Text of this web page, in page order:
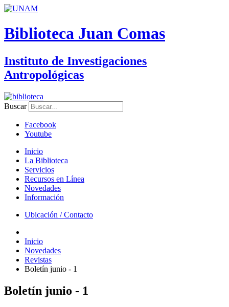
Biblioteca Juan Comas
Instituto de Investigaciones
Antropológicas
Buscar
Facebook
Youtube
Inicio
La Biblioteca
Servicios
Recursos en Línea
Novedades
Información
Ubicación / Contacto
Inicio
Novedades
Revistas
Boletín junio - 1
Boletín junio - 1